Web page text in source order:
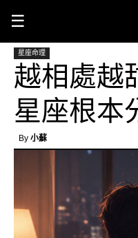
☰
星座命理
越相處越
星座根本
By 小蘇